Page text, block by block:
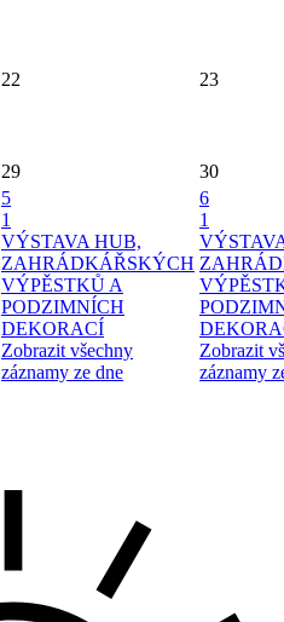
22 23
29 30
5
1
VÝSTAVA HUB,
ZAHRÁDKÁŘSKÝCH
VÝPĚSTKŮ A
PODZIMNÍCH
DEKORACÍ
Zobrazit všechny
záznamy ze dne
6
1
Zobrazit
záznamy